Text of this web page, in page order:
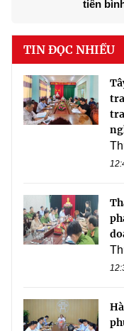
tiên
TIN ĐỌC NHIỀU